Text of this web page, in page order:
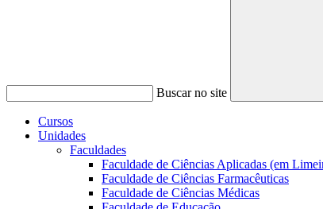
Buscar no site
Cursos
Unidades
Faculdades
Faculdade de Ciências Aplicadas (em
Faculdade de Ciências Farmacêuticas
Faculdade de Ciências Médicas